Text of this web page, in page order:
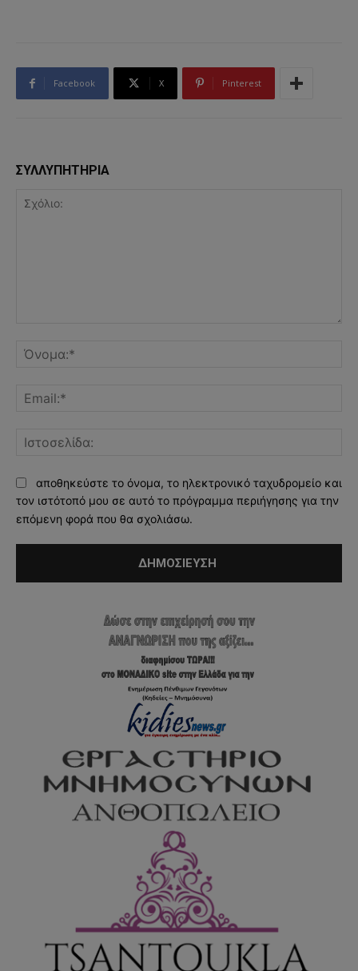
Facebook X Pinterest
ΣΥΛΛΥΠΗΤΗΡΙΑ
αποθηκεύστε το όνομα, το ηλεκτρονικό ταχυδρομείο και
τον ιστότοπό μου σε αυτό το πρόγραμμα περιήγησης για την
επόμενη φορά που θα σχολιάσω.